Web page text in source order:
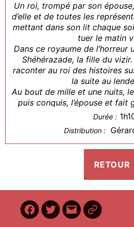
Un roi, trompé par son épouse, décide de se venger
d’elle et de toutes les
mettant dans son lit chaque
tuer le matin
Dans ce royaume de l’horreur
Shéhérazade, la fille du
raconter au roi des histoires
la suite au
Au bout de mille et une nuits,
puis conquis, l’épouse et fait
Durée :
Distribution :
Facebook
Twitter
E-
BilletReduc